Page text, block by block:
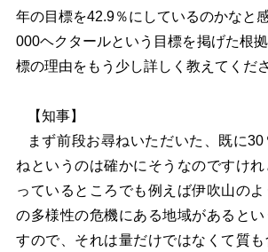
年の目標を42.9％にしているのかなと
000ヘクタールという目標を掲げた根
標の理由をもう少し詳しく教えてくださ
【知事】
まず前段お尋ねいただいた、既に
ねというのは確かにそうなのですけ
っているところでも例えば伊吹山の
の多様性の危機にある地域があるとい
すので、それは量だけではなくて質